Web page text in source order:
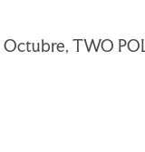
TWO